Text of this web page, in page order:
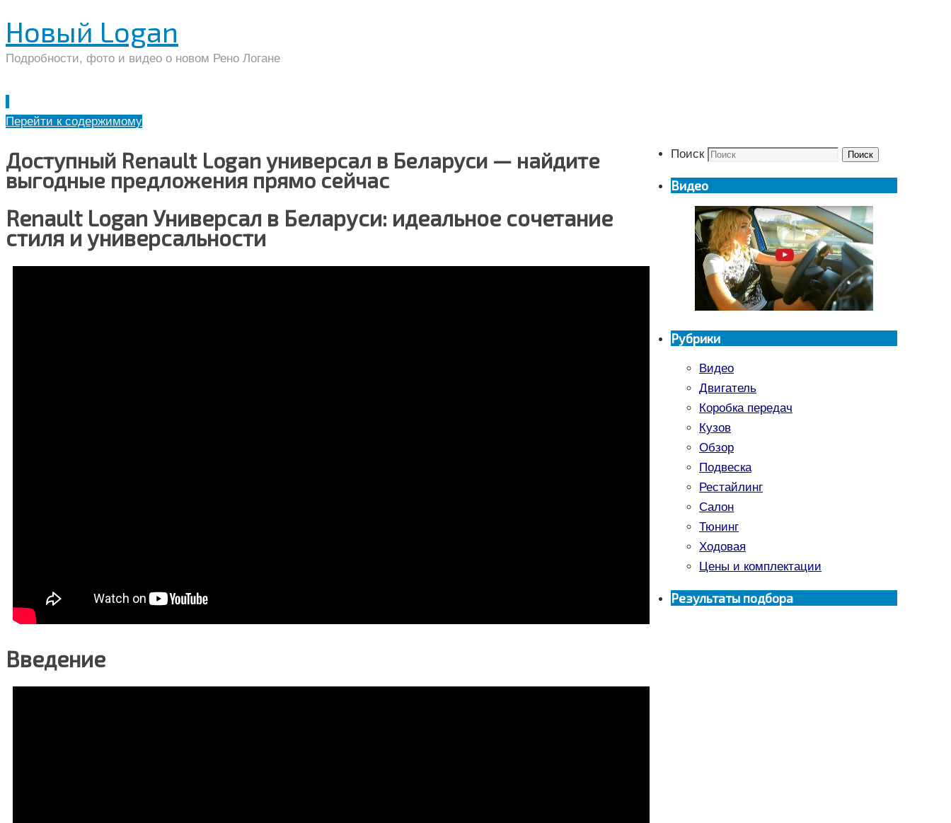
Новый Logan
Подробности, фото и видео о новом Рено Логане
Перейти к содержимому
Доступный Renault Logan универсал в Беларуси — найдите
выгодные предложения прямо сейчас
Renault Logan Универсал в Беларуси: идеальное сочетание
стиля и универсальности
Введение
Поиск Поиск
Видео
Рубрики
Видео
Двигатель
Коробка передач
Кузов
Обзор
Подвеска
Рестайлинг
Салон
Тюнинг
Ходовая
Цены и комплектации
Результаты подбора